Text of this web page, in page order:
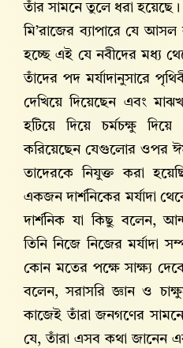
তাঁর সামনে তুলে ধরা হয়েছে।
মি’রাজের ব্যাপারে যে আসল
হচ্ছে এই যে নবীদের মধ্য
তাঁদের পদ মর্যাদানুসারে
দেখিয়ে দিয়েছেন এবং
হটিয়ে দিয়ে চর্মচক্ষু
করিয়েছেন যেগুলোর ওপর
তাদেরকে নিযুক্ত করা
একজন দার্শনিকের মর্যাদা
দার্শনিক যা কিছু বলেন,
তিনি নিজে নিজের মর্যাদা
কোন মতের পক্ষে সাক্ষ্য
বলেন, সরাসরি জ্ঞান ও
কাজেই তাঁরা জনগণের সামনে
যে, তাঁরা এসব কথা জানেন